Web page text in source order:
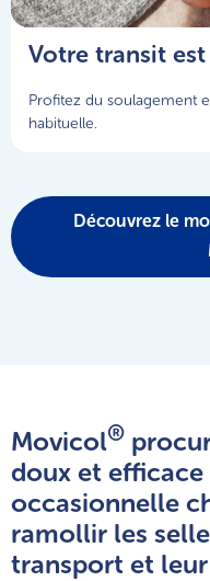
Votre transit
Profitez du soulagement
habituelle.
Découvrez le
Movicol®
doux et
occasionnelle
ramollir les
transport et